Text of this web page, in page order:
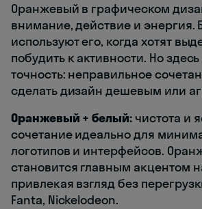
Оранжевый в графическом
внимание, действие и энергия.
используют его, когда хотят
побудить к активности. Но
точность: неправильное
сделать дизайн дешевым или
Оранжевый + белый: чистота и
сочетание идеально для
логотипов и интерфейсов.
становится главным акцентом
привлекая взгляд без
Fanta, Nickelodeon.